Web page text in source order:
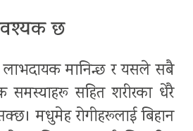
छ
लाभदायक मानिन्छ र यसले सबै
समस्याहरू सहित शरीरका धेरै
मधुमेह रोगीहरूलाई बिहान